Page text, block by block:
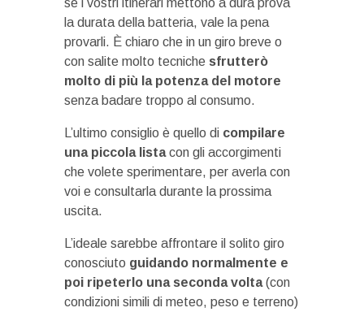
se i vostri itinerari mettono a dura prova
la durata della batteria, vale la pena
provarli. È chiaro che in un giro breve o
con salite molto tecniche sfrutterò
molto di più la potenza del motore
senza badare troppo al consumo.
L’ultimo consiglio è quello di compilare
una piccola listacon gli accorgimenti
che volete sperimentare, per averla con
voi e consultarla durante la prossima
uscita.
L’ideale sarebbe affrontare il solito giro
conosciuto guidando normalmente e
poi ripeterlo una seconda volta(con
condizioni simili di meteo, peso e terreno)